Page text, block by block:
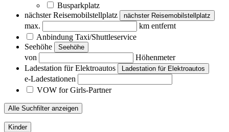
Busparkplatz
nächster Reisemobilstellplatz
nächster Reisemobilstellplatz
max.
km entfernt
Anbindung Taxi/Shuttleservice
Seehöhe
Seehöhe
von
Höhenmeter
Ladestation für Elektroautos
Ladestation für Elektroautos
e-Ladestationen
VOW for Girls-Partner
Alle Suchfilter anzeigen
Kinder